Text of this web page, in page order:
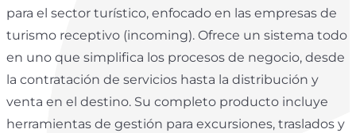
para el sector turístico, enfocado en las empresas de
turismo receptivo (incoming). Ofrece un sistema todo
en uno que simplifica los procesos de negocio, desde
la contratación de servicios hasta la distribución y
venta en el destino. Su completo producto incluye
herramientas de gestión para excursiones, traslados y